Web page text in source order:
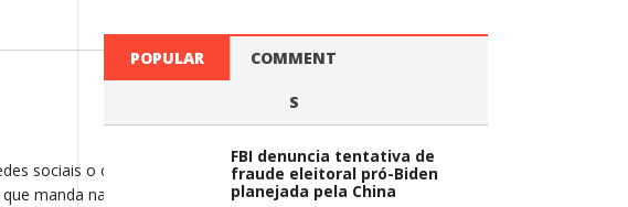
sociais o candidato à
manda na cidade,
POPULAR COMMENT
S
FBI denuncia tentativa de
fraude eleitoral pró-Biden
planejada pela China